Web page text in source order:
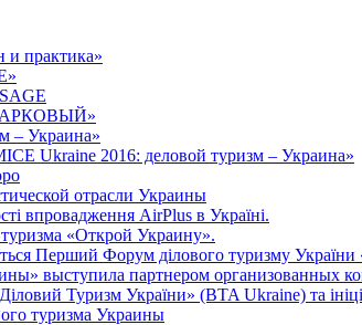
и практика»
– Украина»
Ukraine 2016: деловой туризм – Украина»
отрасли Украины
впровадження AirPlus в Україні.
«Открой Украину».
Перший Форум ділового туризму України
выступила партнером организованных
Туризм України» (BTA Ukraine) та
туризма Украины